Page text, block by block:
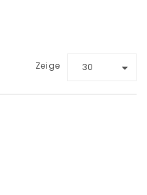
Zeige 30